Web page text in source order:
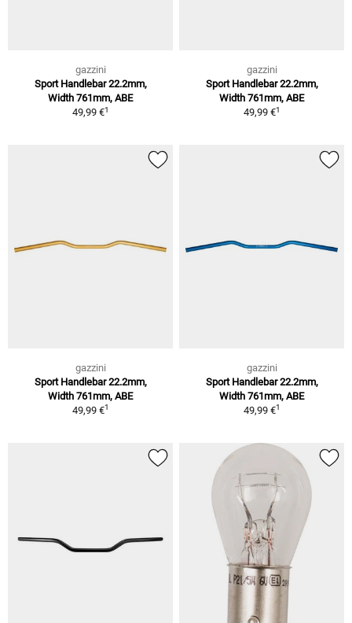
gazzini
Sport Handlebar 22.2mm,
Width 761mm, ABE
49,99 €1
gazzini
Sport Handlebar 22.2mm,
Width 761mm, ABE
49,99 €1
gazzini
Sport Handlebar 22.2mm,
Width 761mm, ABE
49,99 €1
gazzini
Sport Handlebar 22.2mm,
Width 761mm, ABE
49,99 €1